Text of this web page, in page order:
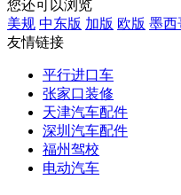
您还可以浏览
美规 中东版 加版 欧版 墨西
友情链接
平行进口车
张家口装修
天津汽车配件
深圳汽车配件
福州驾校
电动汽车